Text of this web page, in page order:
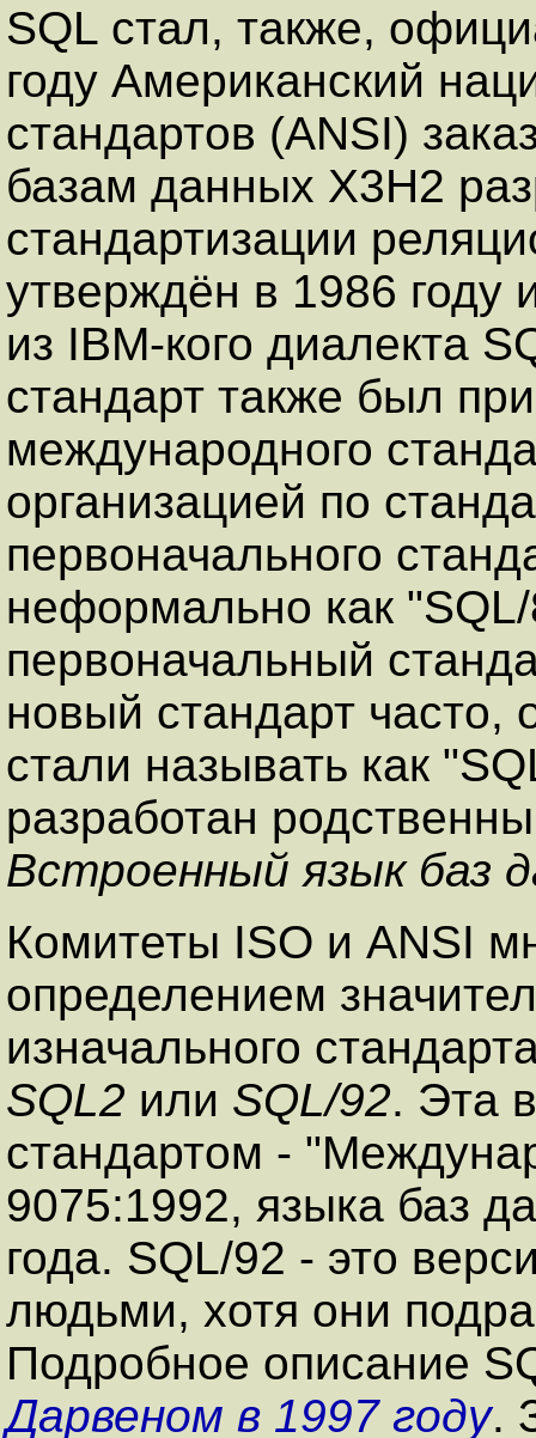
SQL стал, также,
году Американский
стандартов (ANSI)
базам данных X3H2
стандартизации
утверждён в 1986 году
из IBM-кого диалекта
стандарт также был
международного
организацией по
первоначального
неформально как "
первоначальный
новый стандарт
стали называть как "
разработан
Встроенный язык баз
Комитеты ISO и ANSI
определением
изначального
SQL2 или SQL/92. Эта
стандартом -
9075:1992, языка баз
года. SQL/92 - это
людьми, хотя они
Подробное описание
Дарвеном в 1997 году.